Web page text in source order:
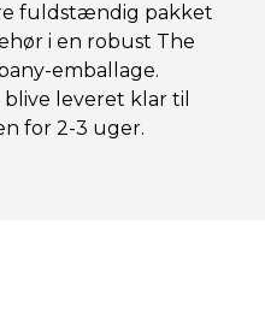
fuldstændig pakket
i en robust The
emballage.
leveret klar til
for 2-3 uger.